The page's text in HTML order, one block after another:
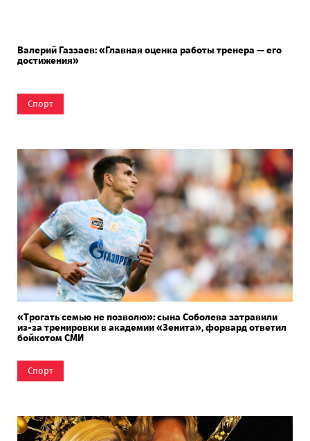
Валерий Газзаев: «Главная оценка работы тренера — его
достижения»
Спорт
«Трогать семью не позволю»: сына Соболева затравили
из-за тренировки в академии «Зенита», форвард ответил
бойкотом СМИ
Спорт